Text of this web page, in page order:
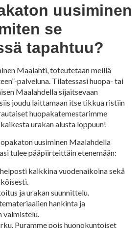
uusiminen
se
tapahtuu?
Maalahti, toteutetaan meillä
palveluna. Tilatessasi huopa- tai
Maalahdella sijaitsevaan
joudu laittamaan itse tikkua ristiin
huopakatemestarimme
urakan alusta loppuun!
uusiminen Maalahdella
tulee pääpiirteittäin etenemään:
kaikkina vuodenaikoina sekä
ja urakan suunnittelu.
hankinta ja
valmistelu.
Puramme pois huonokuntoiset